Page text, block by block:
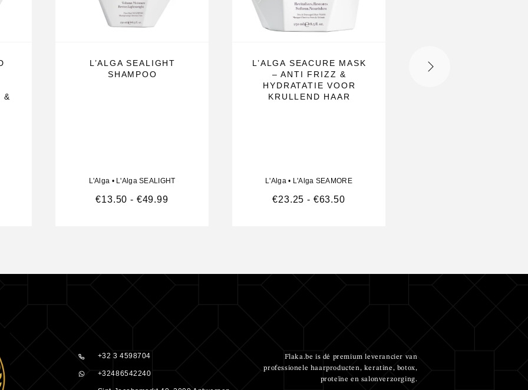
de
of droog
en de
en ga
&
L’ALGA SEALIGHT
SHAMPOO
L'Alga • L'Alga SEALIGHT
€13.50 - €49.99
L’ALGA SEACURE MASK
– ANTI FRIZZ &
HYDRATATIE VOOR
KRULLEND HAAR
L'Alga • L'Alga SEAMORE
€23.25 - €63.50
+32 3 4598704
+32486542240
Flaka.be is dé premium leverancier van
professionele haarproducten, keratine, botox,
proteïne en salonverzorging.